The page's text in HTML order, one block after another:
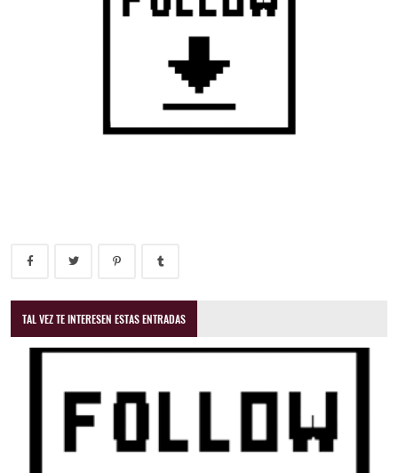
TAL VEZ TE INTERESEN ESTAS ENTRADAS